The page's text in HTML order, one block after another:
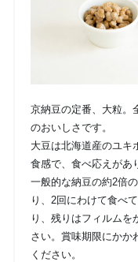
京納豆の定番、大粒。
のおいしさです。
大豆は北海道産のユキ
食感で、食べ応えがあ
一般的な納豆の約2倍
り、2回にわけて食べ
り、残りはフィルムを
さい。賞味期限にかか
ください。